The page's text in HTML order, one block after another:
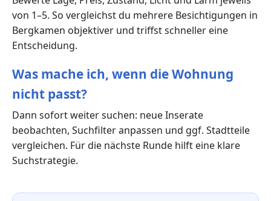
von 1–5. So vergleichst du mehrere Besichtigungen in
Bergkamen objektiver und triffst schneller eine
Entscheidung.
Was mache ich, wenn die Wohnung
nicht passt?
Dann sofort weiter suchen: neue Inserate
beobachten, Suchfilter anpassen und ggf. Stadtteile
vergleichen. Für die nächste Runde hilft eine klare
Suchstrategie.